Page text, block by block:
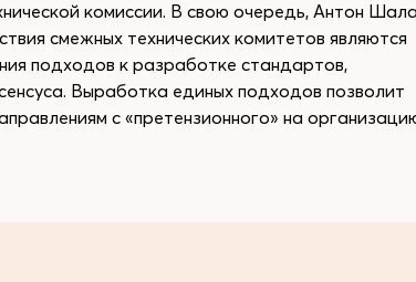
комиссии. В свою очередь, Антон
смежных технических комитетов являются
подходов к разработке стандартов,
Выработка единых подходов позволит
с «претензионного» на